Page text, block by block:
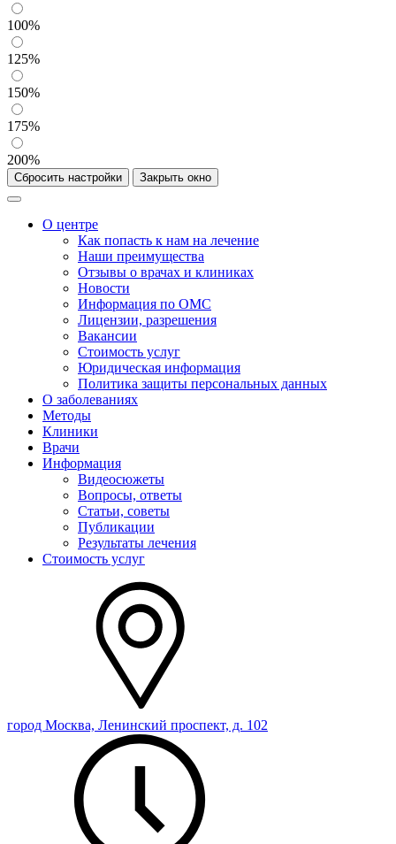
100%
125%
150%
175%
200%
Сбросить настройки Закрыть окно
О центре
Как попасть к нам на лечение
Наши преимущества
Отзывы о врачах и клиниках
Новости
Информация по ОМС
Лицензии, разрешения
Вакансии
Стоимость услуг
Юридическая информация
Политика защиты персональных данных
О заболеваниях
Методы
Клиники
Врачи
Информация
Видеосюжеты
Вопросы, ответы
Статьи, советы
Публикации
Результаты лечения
Стоимость услуг
город Москва, Ленинский проспект, д. 102